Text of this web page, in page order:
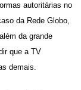
autoritárias no
da Rede Globo,
da grande
que a TV
demais.